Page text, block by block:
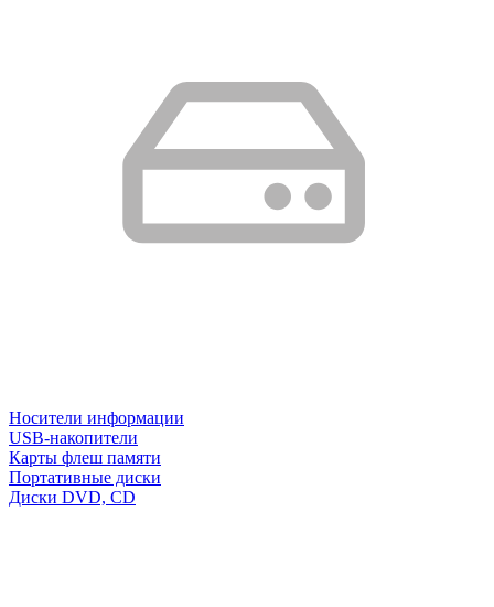
Носители информации
USB-накопители
Карты флеш памяти
Портативные диски
Диски DVD, CD